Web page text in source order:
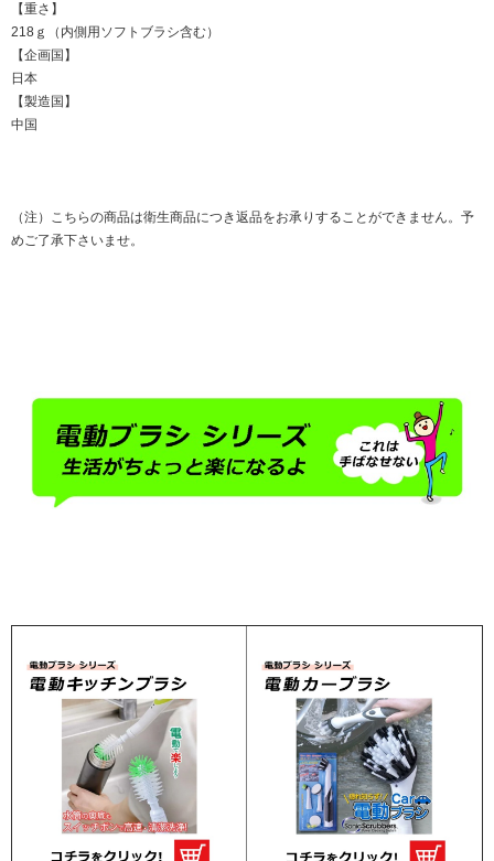
【重さ】
218ｇ（内側用ソフトブラシ含む）
【企画国】
日本
【製造国】
中国
（注）こちらの商品は衛生商品につき返品をお承りすることができません。予
めご了承下さいませ。